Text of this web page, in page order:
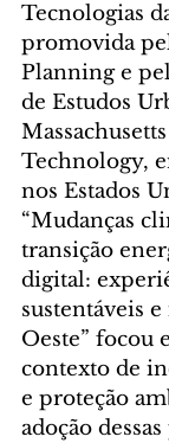
Tecnologias
promovida
Planning e
de Estudos
Technology,
nos Estados
“Mudanças
transição
digital:
sustentáveis
Oeste” focou
contexto de
e proteção
adoção